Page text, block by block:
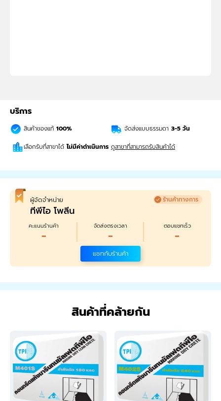
บริการ
สินค้าของแท้ 100% จัดส่งแบบธรรมดา 3-5 วัน
เลือกรับที่สาขาได้ ไม่มีค่าดำเนินการ ดูสาขาที่สามารถรับสินค้าได้
ผู้จัดจำหน่าย ร้านค้าทางการ
ทีพีไอ โพลีน
คะแนนร้านค้า
-
จัดส่งตรงเวลา
-
ตอบแชทเร็ว
-
แชทกับร้านค้า
สินค้าที่คล้ายกัน